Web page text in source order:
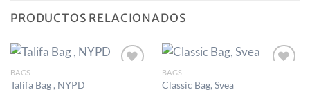
PRODUCTOS RELACIONADOS
BAGS
Talifa Bag , NYPD
BAGS
Classic Bag, Svea